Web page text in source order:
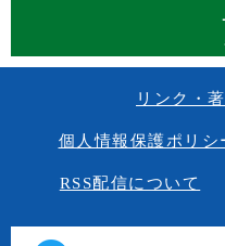
リンク・
個人情報保護ポリシ
RSS配信について